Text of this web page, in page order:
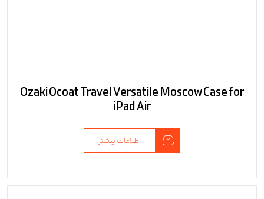
Ozaki Ocoat Travel Versatile Moscow Case for
iPad Air
اطلاعات بیشتر